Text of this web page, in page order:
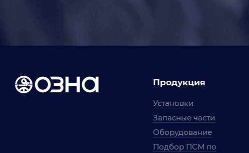
Продукция
Установки
Запасные части
Оборудование
Подбор ПСМ по